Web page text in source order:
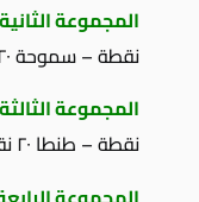
المجموعة
نقطة – سموحة ٢٠ نقطة – دمنهور ١٢ نقطة
المجموعة
نقطة – طنطا ٢٠ نقطة – الاتصالات ١٢ نقطة